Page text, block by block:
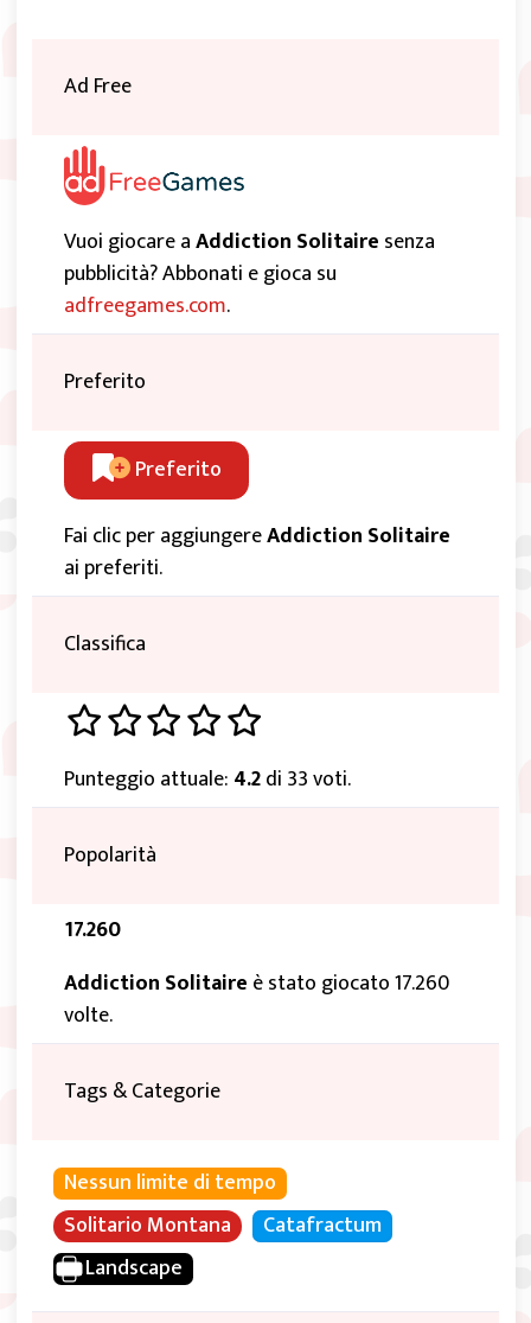
Ad Free
Vuoi giocare aAddiction Solitaire senza
pubblicità? Abbonati e gioca su
adfreegames.com.
Preferito
Preferito
Fai clic per aggiungereAddiction Solitaire
ai preferiti.
Classifica
Punteggio attuale: 4.2di 33 voti.
Popolarità
17.260
Addiction Solitaire è stato giocato 17.260
volte.
Tags & Categorie
Nessun limite di tempo
Solitario Montana
Catafractum
Landscape